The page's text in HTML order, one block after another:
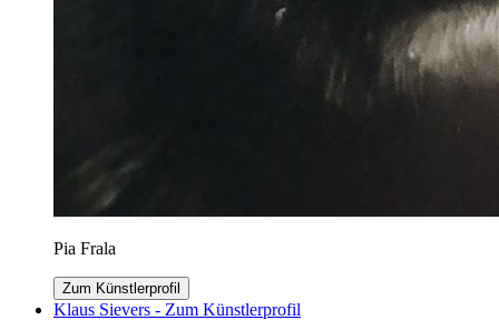
Pia Frala
Zum Künstlerprofil
Klaus Sievers - Zum Künstlerprofil